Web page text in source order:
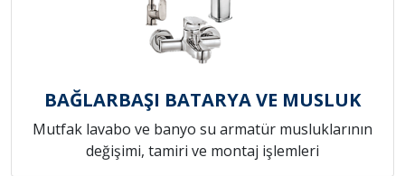
BAĞLARBAŞI BATARYA VE MUSLUK
Mutfak lavabo ve banyo su armatür musluklarının
değişimi, tamiri ve montaj işlemleri